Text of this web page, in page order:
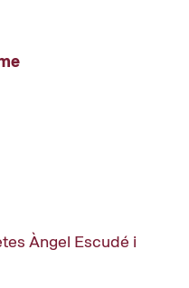
Àngel Escudé i